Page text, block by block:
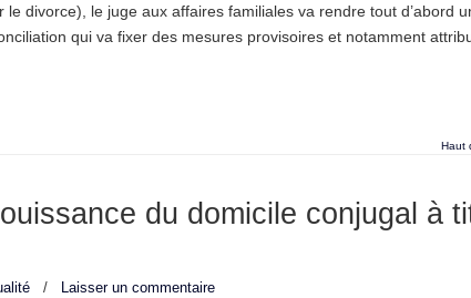
le divorce), le juge aux affaires familiales va rendre tout d’abord
qui va fixer des mesures provisoires et notamment
Haut
du domicile conjugal à
/ Laisser un commentaire